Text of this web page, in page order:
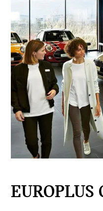
EUROPLUS